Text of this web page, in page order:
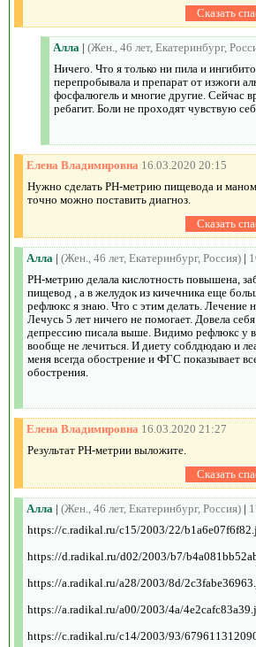
Алла | (Жен., 46 лет, Екатеринбург,
Ничего. Что я только ни пила и
перепробывала и препарат от изжоги
фосфалюгель и многие другие. Сейчас
ребагит. Боли не проходят чувствую
Елена Владимировна 16.03.2020 20:15
Нужно сделать РН-метрию пищевода и
точно можно поставить диагноз.
Алла | (Жен., 46 лет, Екатеринбург, Россия) |
РН-метрию делала кислотность повышена,
пищевод , а в желудок из кичечника еще
рефлюкс я знаю. Что с этим делать. Лечение
Лечусь 5 лет ничего не помогает. Довела
депрессию писала выше. Видимо рефлюкс у
вообще не лечиться. И диету соблдюдаю и
меня всегда обострение и ФГС показывает
обострения.
Елена Владимировна 16.03.2020 21:27
Результат РН-метрии выложите.
Алла | (Жен., 46 лет, Екатеринбург, Россия) |
https://c.radikal.ru/c15/2003/22/
https://d.radikal.ru/d02/2003/b7/
https://a.radikal.ru/a28/2003/8d/
https://a.radikal.ru/a00/2003/4a/
https://c.radikal.ru/c14/2003/93/